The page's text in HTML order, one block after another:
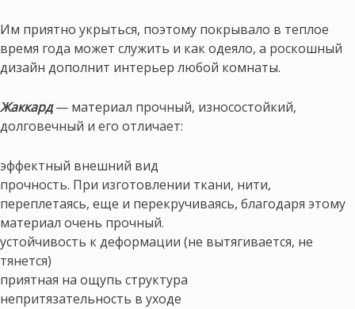
Им приятно укрыться, поэтому покрывало в теплое
время года может служить и как одеяло, а роскошный
дизайн дополнит интерьер любой комнаты.
Жаккард— материал прочный, износостойкий,
долговечный и его отличает:
эффектный внешний вид
прочность. При изготовлении ткани, нити,
переплетаясь, еще и перекручиваясь, благодаря этому
материал очень прочный.
устойчивость к деформации (не вытягивается, не
тянется)
приятная на ощупь структура
непритязательность в уходе